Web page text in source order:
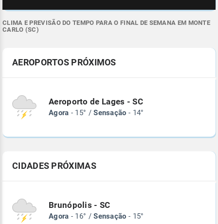
CLIMA E PREVISÃO DO TEMPO PARA O FINAL DE SEMANA EM MONTE
CARLO (SC)
AEROPORTOS PRÓXIMOS
Aeroporto de Lages - SC
Agora - 15° /Sensação - 14°
CIDADES PRÓXIMAS
Brunópolis - SC
Agora - 16° /Sensação - 15°